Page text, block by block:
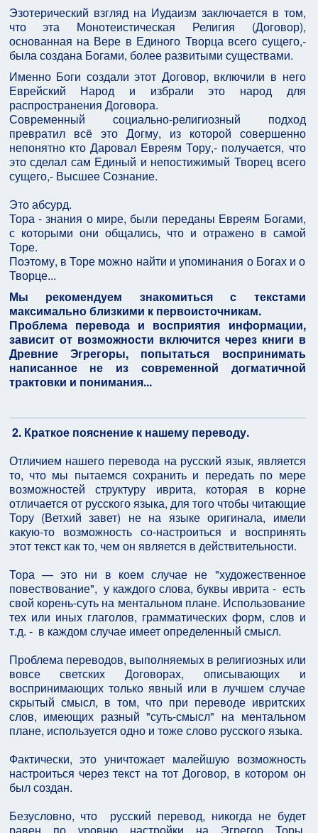
Эзотерический взгляд на Иудаизм заключается в том,
что эта Монотеистическая Религия (Договор),
основанная на Вере в Единого Творца всего сущего,-
была создана Богами, более развитыми существами.
Именно Боги создали этот Договор, включили в него
Еврейский Народ и избрали это народ для
распространения Договора.
Современный социально-религиозный подход
превратил всё это Догму, из которой совершенно
непонятно кто Даровал Евреям Тору,- получается, что
это сделал сам Единый и непостижимый Творец всего
сущего,- Высшее Сознание.
Это абсурд.
Тора - знания о мире, были переданы Евреям Богами,
с которыми они общались, что и отражено в самой
Торе.
Поэтому, в Торе можно найти и упоминания о Богах и о
Творце...
Мы рекомендуем знакомиться с текстами
максимально близкими к первоисточникам.
Проблема перевода и восприятия информации,
зависит от возможности включится через книги в
Древние Эгрегоры, попытаться воспринимать
написанное не из современной догматичной
трактовки и понимания...
2. Краткое пояснение к нашему переводу.
Отличием нашего перевода на русский язык, является
то, что мы пытаемся сохранить и передать по мере
возможностей структуру иврита, которая в корне
отличается от русского языка, для того чтобы читающие
Тору (Ветхий завет) не на языке оригинала, имели
какую-то возможность со-настроиться и воспринять
этот текст как то, чем он является в действительности.
Тора — это ни в коем случае не "художественное
повествование", у каждого слова, буквы иврита - есть
свой корень-суть на ментальном плане. Использование
тех или иных глаголов, грамматических форм, слов и
т.д. - в каждом случае имеет определенный смысл.
Проблема переводов, выполняемых в религиозных или
вовсе светских Договорах, описывающих и
воспринимающих только явный или в лучшем случае
скрытый смысл, в том, что при переводе ивритских
слов, имеющих разный "суть-смысл" на ментальном
плане, используется одно и тоже слово русского языка.
Фактически, это уничтожает малейшую возможность
настроиться через текст на тот Договор, в котором он
был создан.
Безусловно, что русский перевод, никогда не будет